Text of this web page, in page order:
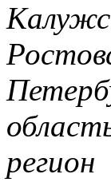
регион